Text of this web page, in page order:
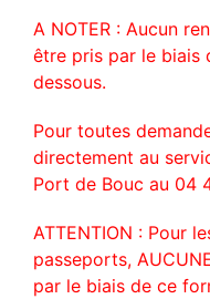
A NOTER : Aucun
être pris par le biais
dessous.
Pour toutes
directement au
Port de Bouc au 04
ATTENTION : Pour
passeports,
par le biais de ce